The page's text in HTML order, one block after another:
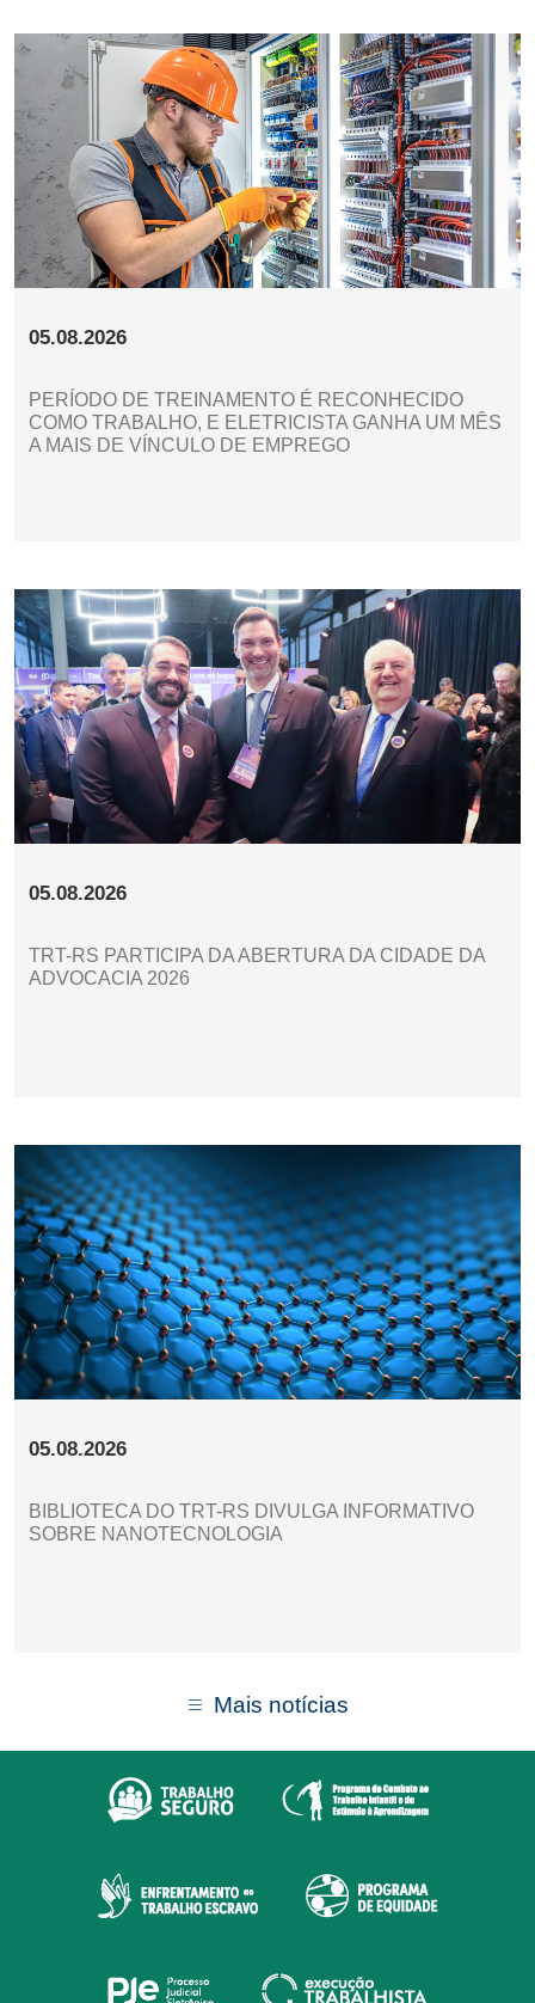
05.08.2026
PERÍODO DE TREINAMENTO É RECONHECIDO
COMO TRABALHO, E ELETRICISTA GANHA UM MÊS
A MAIS DE VÍNCULO DE EMPREGO
05.08.2026
TRT-RS PARTICIPA DA ABERTURA DA CIDADE DA
ADVOCACIA 2026
05.08.2026
BIBLIOTECA DO TRT-RS DIVULGA INFORMATIVO
SOBRE NANOTECNOLOGIA
Mais notícias